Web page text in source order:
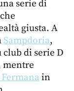
serie di
giusta. A
Sampdoria,
club di serie D
mentre
in